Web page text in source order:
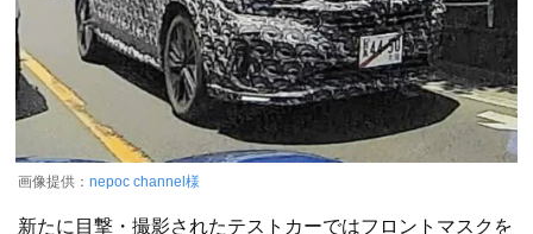
画像提供： nepoc channel様
新たに目撃・撮影されたテストカーではフロントマスクを